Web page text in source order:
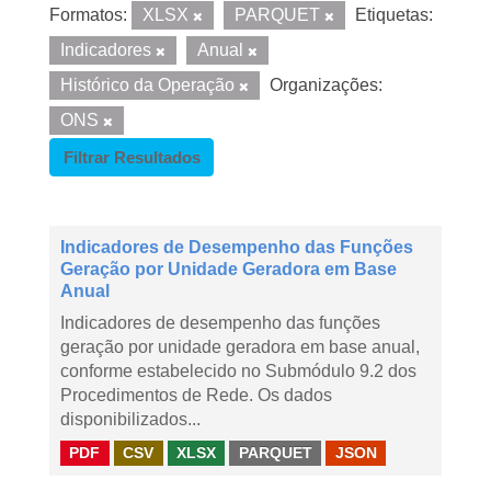
Formatos: XLSX PARQUET
Etiquetas:
Indicadores
Anual
Histórico da Operação
Organizações:
ONS
Filtrar Resultados
Indicadores de Desempenho das Funções
Geração por Unidade Geradora em Base
Anual
Indicadores de desempenho das funções
geração por unidade geradora em base anual,
conforme estabelecido no Submódulo 9.2 dos
Procedimentos de Rede. Os dados
disponibilizados...
PDF CSV XLSX PARQUET JSON